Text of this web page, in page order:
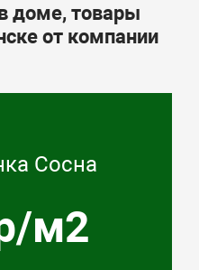
доме, товары
от компании
доска
р.м2